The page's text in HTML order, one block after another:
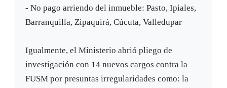
- No pago arriendo del inmueble: Pasto, Ipiales,
Barranquilla, Zipaquirá, Cúcuta, Valledupar
Igualmente, el Ministerio abrió pliego de
investigación con 14 nuevos cargos contra la
FUSM por presuntas irregularidades como: la